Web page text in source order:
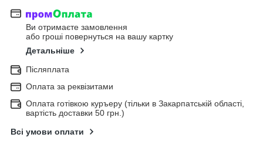
Ви отримаєте замовлення
або гроші повернуться на вашу картку
Детальніше
Післяплата
Оплата за реквізитами
Оплата готівкою куръеру (тільки в Закарпатській області,
вартість доставки 50 грн.)
Всі умови оплати